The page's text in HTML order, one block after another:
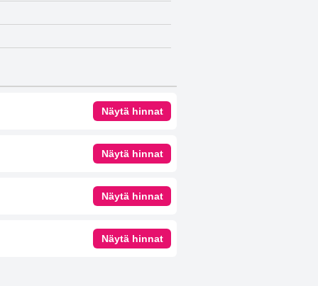
Näytä hinnat
Näytä hinnat
Näytä hinnat
Näytä hinnat